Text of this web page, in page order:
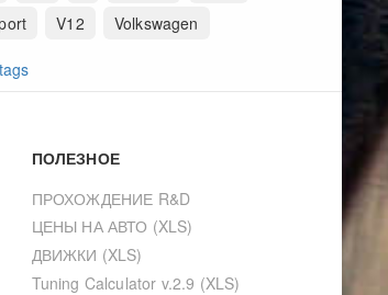
V12 Volkswagen
ПОЛЕЗНОЕ
ПРОХОЖДЕНИЕ R&D
ЦЕНЫ НА АВТО (XLS)
ДВИЖКИ (XLS)
Tuning Calculator v.2.9 (XLS)